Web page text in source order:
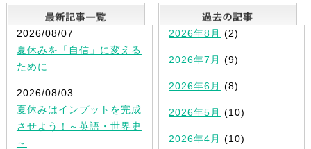
最新記事一覧
2026/08/07
夏休みを「自信」に変える
ために
2026/08/03
夏休みはインプットを完成
させよう！～英語・世界史
～
2026年8月 (2)
2026年7月 (9)
2026年6月 (8)
2026年5月 (10)
2026年4月 (10)